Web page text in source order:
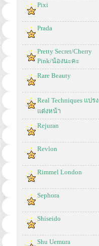
Pixi
Prada
Pretty Secret/Cherry
Pink/น้องนะคะ
Rare Beauty
Real Techniques แปรง
แต่งหน้า
Rejuran
Revlon
Rimmel London
Sephora
Shiseido
Shu Uemura